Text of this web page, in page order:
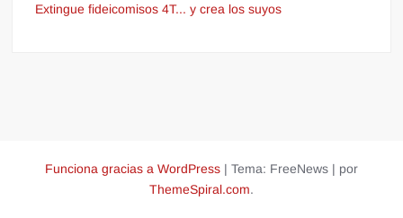
Extingue fideicomisos 4T... y crea los suyos
Funciona gracias a WordPress | Tema: FreeNews | por
ThemeSpiral.com.